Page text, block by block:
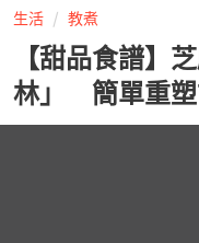
生活 教煮
【甜品食譜】
林」 簡單重塑